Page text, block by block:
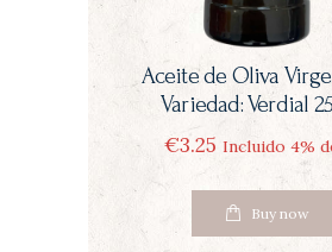
Aceite de Oliva
Variedad: Verdial
€3 25 Incluido 4%
Buy now